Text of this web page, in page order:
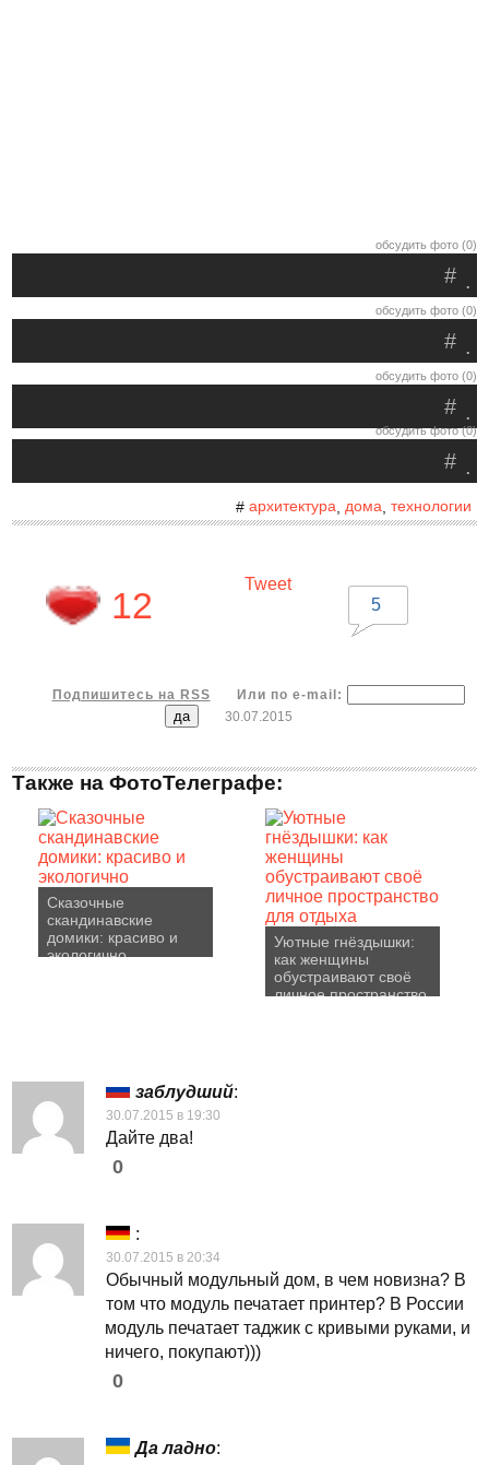
обсудить фото (0)
.
#
обсудить фото (0)
.
#
обсудить фото (0)
.
#
обсудить фото (0)
.
#
# архитектура, дома, технологии
12
Tweet
5
Подпишитесь на RSS
Или по e-mail:
30.07.2015
Также на ФотоТелеграфе:
Сказочные
скандинавские
домики: красиво и
экологично
Уютные гнёздышки:
как женщины
обустраивают своё
личное пространство
заблудший:
30.07.2015 в 19:30
Дайте два!
0
:
30.07.2015 в 20:34
Обычный модульный дом, в чем новизна? В
том что модуль печатает принтер? В России
модуль печатает таджик с кривыми руками, и
ничего, покупают)))
0
Да ладно: